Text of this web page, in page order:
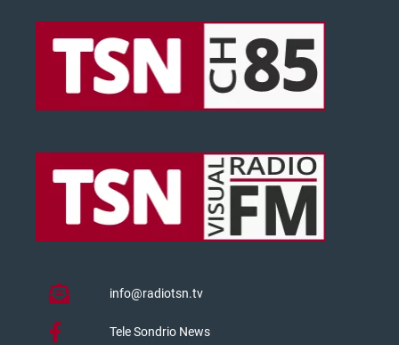
info@radiotsn.tv
Tele Sondrio News